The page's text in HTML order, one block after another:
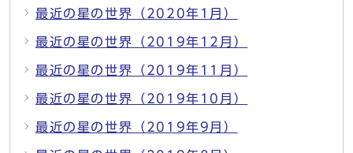
最近の星の世界（2020年1月）
最近の星の世界（2019年12月）
最近の星の世界（2019年11月）
最近の星の世界（2019年10月）
最近の星の世界（2019年9月）